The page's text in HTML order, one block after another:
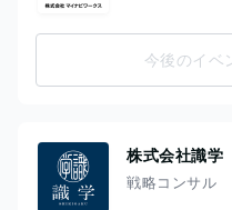
今後のイベ
株式会社識学
戦略コンサル